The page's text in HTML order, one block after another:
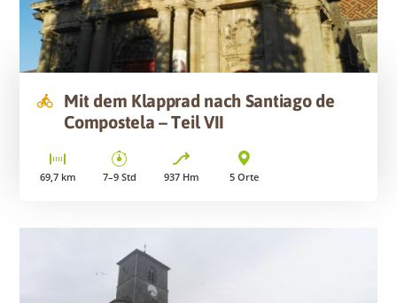
Mit dem Klapprad nach Santiago de
Compostela – Teil VII
69,7km 7–9 Std 937 Hm 5Orte